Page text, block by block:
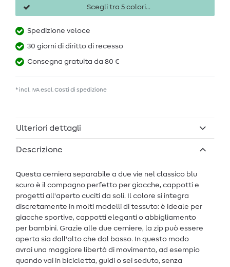
Scegli tra 5 colori...
Spedizione veloce
30 giorni di diritto di recesso
Consegna gratuita da 80 €
* incl. IVA escl.Costi di spedizione
Ulteriori dettagli
Descrizione
Questa cerniera separabile a due vie nel classico blu
scuro è il compagno perfetto per giacche, cappotti e
progetti all'aperto cuciti da soli. Il colore si integra
discretamente in molti modelli di tessuto: è ideale per
giacche sportive, cappotti eleganti o abbigliamento
per bambini. Grazie alle due cerniere, la zip può essere
aperta sia dall'alto che dal basso. In questo modo
avrai una maggiore libertà di movimento, ad esempio
quando vai in bicicletta, guidi o sei seduto, senza